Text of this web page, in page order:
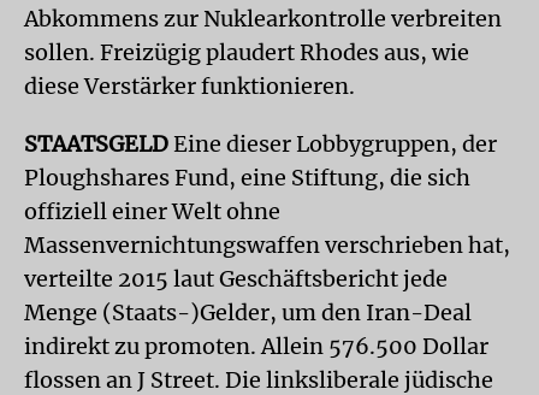
Abkommens zur Nuklearkontrolle verbreiten
sollen. Freizügig plaudert Rhodes aus, wie
diese Verstärker funktionieren.
STAATSGELDEine dieser Lobbygruppen, der
Ploughshares Fund, eine Stiftung, die sich
offiziell einer Welt ohne
Massenvernichtungswaffen verschrieben hat,
verteilte 2015 laut Geschäftsbericht jede
Menge (Staats-)Gelder, um den Iran-Deal
indirekt zu promoten. Allein 576.500 Dollar
flossen an J Street. Die linksliberale jüdische